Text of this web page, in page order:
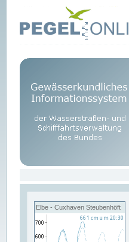
Elbe - Cuxhaven Steubenhöft